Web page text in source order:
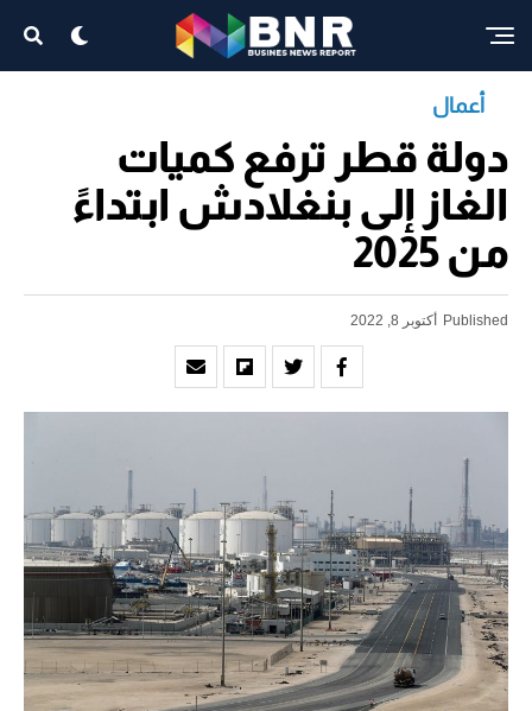
أعمال
دولة قطر ترفع كميات
الغاز إلى بنغلادش ابتداءً
من 2025
Published أكتوبر 8, 2022